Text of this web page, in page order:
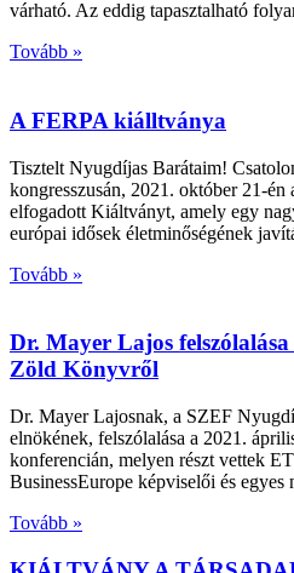
várható. Az eddig tapasztalható
Tovább »
A FERPA kiálltványa
Tisztelt Nyugdíjas Barátaim!
kongresszusán, 2021. október 21-én
elfogadott Kiáltványt, amely egy
európai idősek életminőségének
Tovább »
Dr. Mayer Lajos felszólalása
Zöld Könyvről
Dr. Mayer Lajosnak, a SZEF
elnökének, felszólalása a 2021.
konferencián, melyen részt vettek
BusinessEurope képviselői és egyes
Tovább »